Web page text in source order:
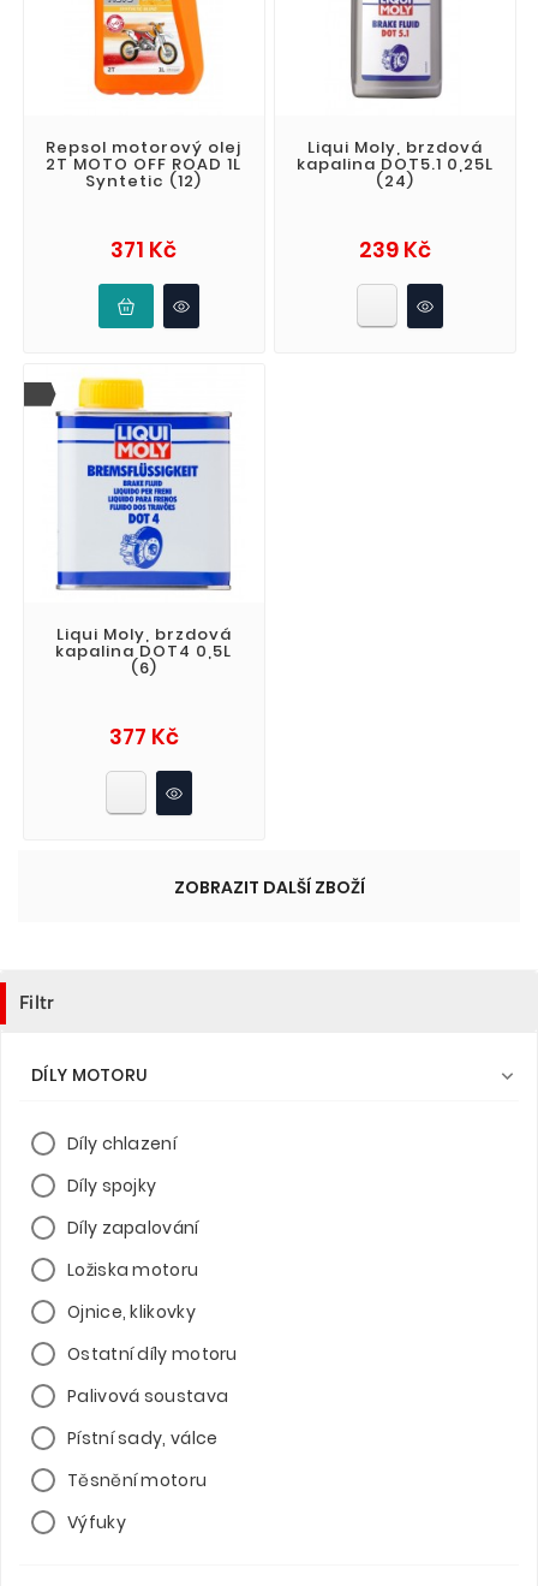
Repsol motorový olej
2T MOTO OFF ROAD 1L
Syntetic (12)
371 KčCena
Liqui Moly, brzdová
kapalina DOT5.1 0,25L
(24)
239 KčCena
Liqui Moly, brzdová
kapalina DOT4 0,5L
(6)
377 KčCena
ZOBRAZIT DALŠÍ ZBOŽÍ
Filtr
DÍLY MOTORU 
Díly chlazení
Díly spojky
Díly zapalování
Ložiska motoru
Ojnice, klikovky
Ostatní díly motoru
Palivová soustava
Pístní sady, válce
Těsnění motoru
Výfuky